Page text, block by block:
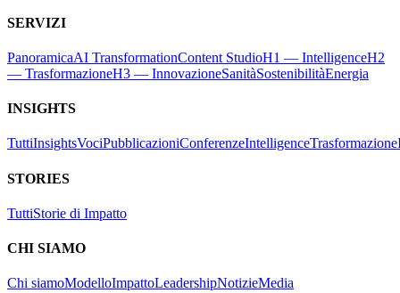
SERVIZI
PanoramicaAI TransformationContent StudioH1 — IntelligenceH2
— TrasformazioneH3 — InnovazioneSanitàSostenibilitàEnergia
INSIGHTS
TuttiInsightsVociPubblicazioniConferenzeIntelligenceTrasformazione
STORIES
TuttiStorie di Impatto
CHI SIAMO
Chi siamoModelloImpattoLeadershipNotizieMedia